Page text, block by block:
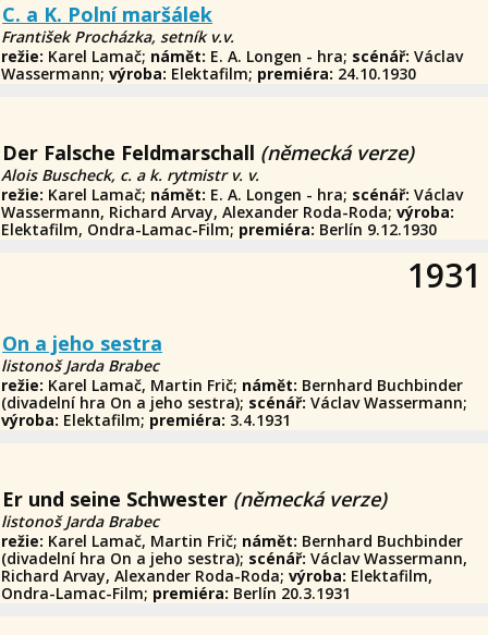
C. a K. Polní maršálek
František Procházka, setník v.v.
režie: Karel Lamač; námět: E. A. Longen - hra; scénář: Václav
Wassermann;výroba: Elektafilm; premiéra: 24.10.1930
Der Falsche Feldmarschall (německá verze)
Alois Buscheck, c. a k. rytmistr v. v.
režie: Karel Lamač; námět: E. A. Longen - hra; scénář: Václav
Wassermann, Richard Arvay, Alexander Roda-Roda;výroba:
Elektafilm, Ondra-Lamac-Film; premiéra: Berlín 9.12.1930
1931
On a jeho sestra
listonoš Jarda Brabec
režie: Karel Lamač, Martin Frič; námět: Bernhard Buchbinder
(divadelní hra On a jeho sestra); scénář: Václav Wassermann;
výroba: Elektafilm; premiéra: 3.4.1931
Er und seine Schwester (německá verze)
listonoš Jarda Brabec
režie: Karel Lamač, Martin Frič; námět: Bernhard Buchbinder
(divadelní hra On a jeho sestra); scénář: Václav Wassermann,
Richard Arvay, Alexander Roda-Roda;výroba: Elektafilm,
Ondra-Lamac-Film; premiéra: Berlín 20.3.1931